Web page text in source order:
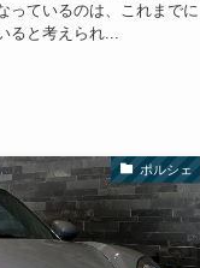
っているのは、これまでに
ると考えられ...
ポルシェ